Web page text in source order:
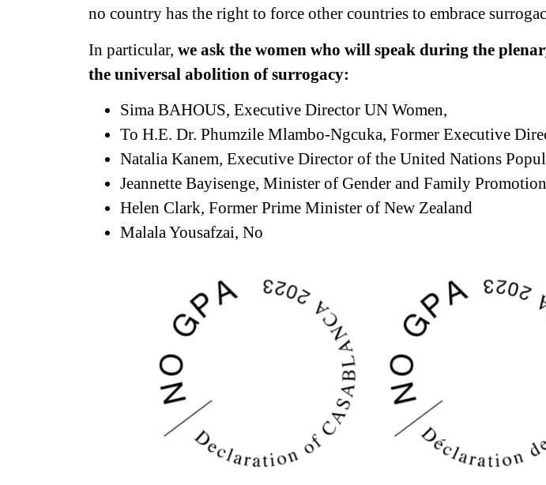
no country has the right to force other countries to embrace
In particular, we ask the women who will speak during the
the universal abolition of surrogacy:
Sima BAHOUS, Executive Director UN Women,
To H.E. Dr. Phumzile Mlambo-Ngcuka, Former Executive
Natalia Kanem, Executive Director of the United Nations
Jeannette Bayisenge, Minister of Gender and Family
Helen Clark, Former Prime Minister of New Zealand
Malala Yousafzai, No